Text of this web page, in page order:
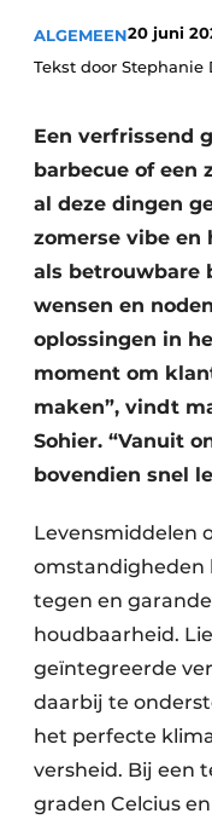
ALGEMEEN20 juni
Tekst door Stephanie
Een verfrissend
barbecue of een
al deze dingen
zomerse vibe en
als betrouwbare
wensen en
oplossingen in
moment om
maken”, vindt
Sohier. “Vanuit
bovendien snel
Levensmiddelen
omstandigheden
tegen en
houdbaarheid.
geïntegreerde
daarbij te
het perfecte
versheid. Bij een
graden Celcius